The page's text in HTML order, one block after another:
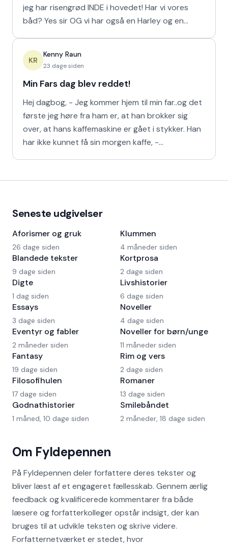
jeg har risengrød INDE i hovedet! Har vi vores
båd? Yes sir OG vi har også en Harley og en
KR
Kenny Raun
23 dage siden
Min Fars dag blev reddet!
Hej dagbog, - Jeg kommer hjem til min far..og det
første jeg høre fra ham er, at han brokker sig
over, at hans kaffemaskine er gået i stykker. Han
har ikke kunnet få sin morgen kaffe, -
Om Fyldepennen
På Fyldepennen deler forfattere deres tekster og
bliver læst af et engageret fællesskab. Gennem ærlig
feedback og kvalificerede kommentarer fra både
læsere og forfatterkolleger opstår indsigt, der kan
bruges til at udvikle teksten og skrive videre.
Forfatternetværket er stedet, hvor
Seneste udgivelser
Aforismer og gruk
26 dage siden
Blandede tekster
9 dage siden
Digte
1 dag siden
Essays
3 dage siden
Eventyr og fabler
2 måneder siden
Fantasy
19 dage siden
Filosofihulen
17 dage siden
Godnathistorier
1 måned, 10 dage siden
Klummen
4 måneder siden
Kortprosa
2 dage siden
Livshistorier
6 dage siden
Noveller
4 dage siden
Noveller for børn/unge
11 måneder siden
Rim og vers
2 dage siden
Romaner
13 dage siden
Smilebåndet
2 måneder, 18 dage siden